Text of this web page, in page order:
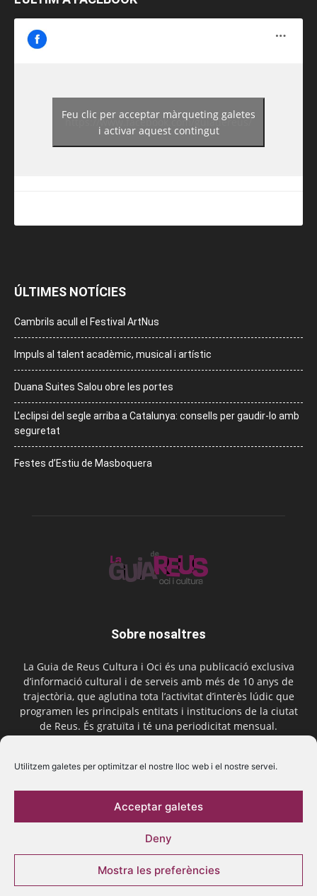
Utilitzem galetes per optimitzar el nostre lloc web i el nostre servei.
Acceptar galetes
Deny
Mostra les preferències
https://www.facebook.com/guiadereus/
Feu clic per acceptar màrqueting galetes
i activar aquest contingut
ÚLTIMES NOTÍCIES
Cambrils acull el Festival ArtNus
Impuls al talent acadèmic, musical i artístic
Duana Suites Salou obre les portes
L’eclipsi del segle arriba a Catalunya: consells per gaudir-lo amb
seguretat
Festes d’Estiu de Masboquera
Sobre nosaltres
La Guia de Reus Cultura i Oci és una publicació exclusiva
d’informació cultural i de serveis amb més de 10 anys de
trajectòria, que aglutina tota l’activitat d’interès lúdic que
programen les principals entitats i institucions de la ciutat
de Reus. És gratuïta i té una periodicitat mensual.
Segueix-nos